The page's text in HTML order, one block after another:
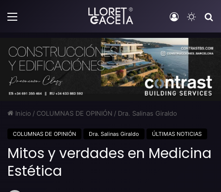
Menú Iniciar
Inicio / COLUMNAS DE OPINIÓN / Dra. Salinas Giraldo
COLUMNAS DE OPINIÓN Dra. Salinas Giraldo ÚLTIMAS NOTICIAS
Mitos y verdades en Medicina
Estética